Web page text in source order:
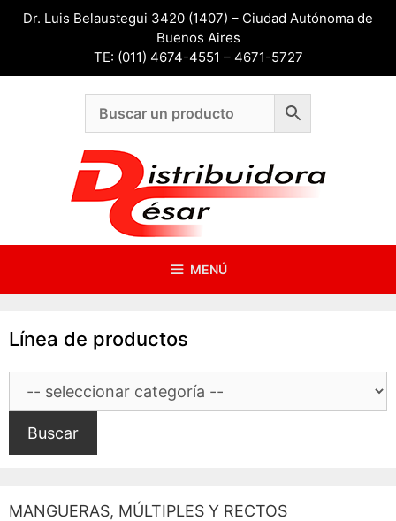
SaltarDr. Luis Belaustegui 3420 (1407) – Ciudad Autónoma de
Buenos Aires
TE: (011) 4674-4551 – 4671-5727
MENÚ
Línea de productos
Buscar
MANGUERAS, MÚLTIPLES Y RECTOS